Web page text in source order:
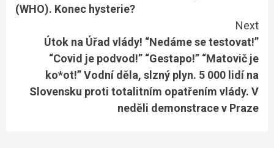
(WHO). Konec hysterie?
Next
Útok na Úřad vlády! “Nedáme se testovat!”
“Covid je podvod!” “Gestapo!” “Matovič je
ko*ot!” Vodní děla, slzný plyn. 5 000 lidí na
Slovensku proti totalitním opatřením vlády. V
neděli demonstrace v Praze